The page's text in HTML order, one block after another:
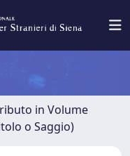
in Volume
o Saggio)